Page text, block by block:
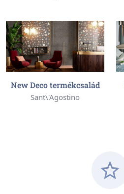
New Deco termékcsalád
Sant\'Agostino